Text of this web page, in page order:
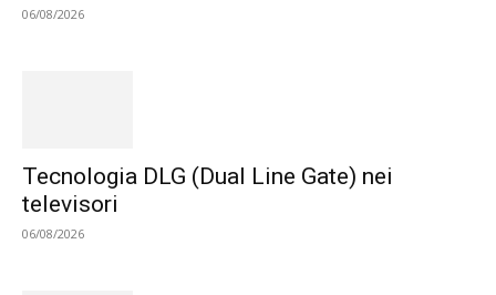
06/08/2026
Tecnologia DLG (Dual Line Gate) nei
televisori
06/08/2026